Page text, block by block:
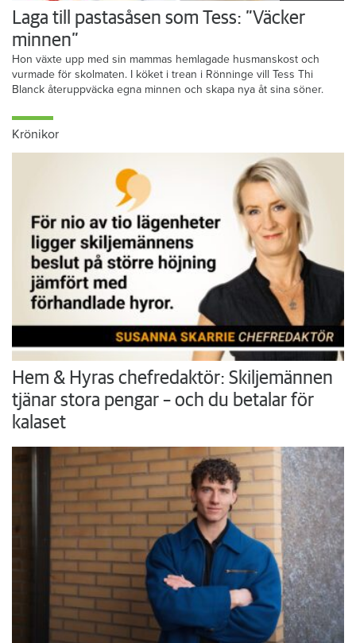
Laga till pastasåsen som Tess: ”Väcker
minnen”
Hon växte upp med sin mammas hemlagade husmanskost och
vurmade för skolmaten. I köket i trean i Rönninge vill Tess Thi
Blanck återuppväcka egna minnen och skapa nya åt sina söner.
Krönikor
Hem & Hyras chefredaktör: Skiljemännen
tjänar stora pengar – och du betalar för
kalaset